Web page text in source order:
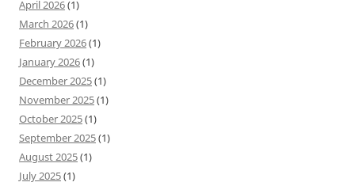
April 2026(1)
March 2026(1)
February 2026(1)
January 2026(1)
December 2025(1)
November 2025(1)
October 2025(1)
September 2025(1)
August 2025(1)
July 2025(1)